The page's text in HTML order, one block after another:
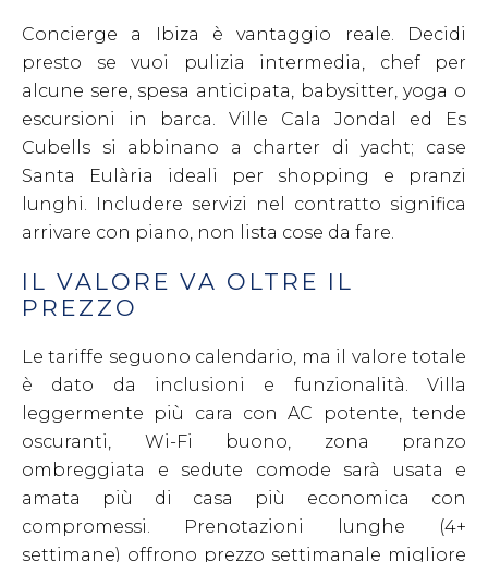
Concierge a Ibiza è vantaggio reale. Decidi
presto se vuoi pulizia intermedia, chef per
alcune sere, spesa anticipata, babysitter, yoga o
escursioni in barca. Ville Cala Jondal ed Es
Cubells si abbinano a charter di yacht; case
Santa Eulària ideali per shopping e pranzi
lunghi. Includere servizi nel contratto significa
arrivare con piano, non lista cose da fare.
IL VALORE VA OLTRE IL
PREZZO
Le tariffe seguono calendario, ma il valore totale
è dato da inclusioni e funzionalità. Villa
leggermente più cara con AC potente, tende
oscuranti, Wi-Fi buono, zona pranzo
ombreggiata e sedute comode sarà usata e
amata più di casa più economica con
compromessi. Prenotazioni lunghe (4+
settimane) offrono prezzo settimanale migliore